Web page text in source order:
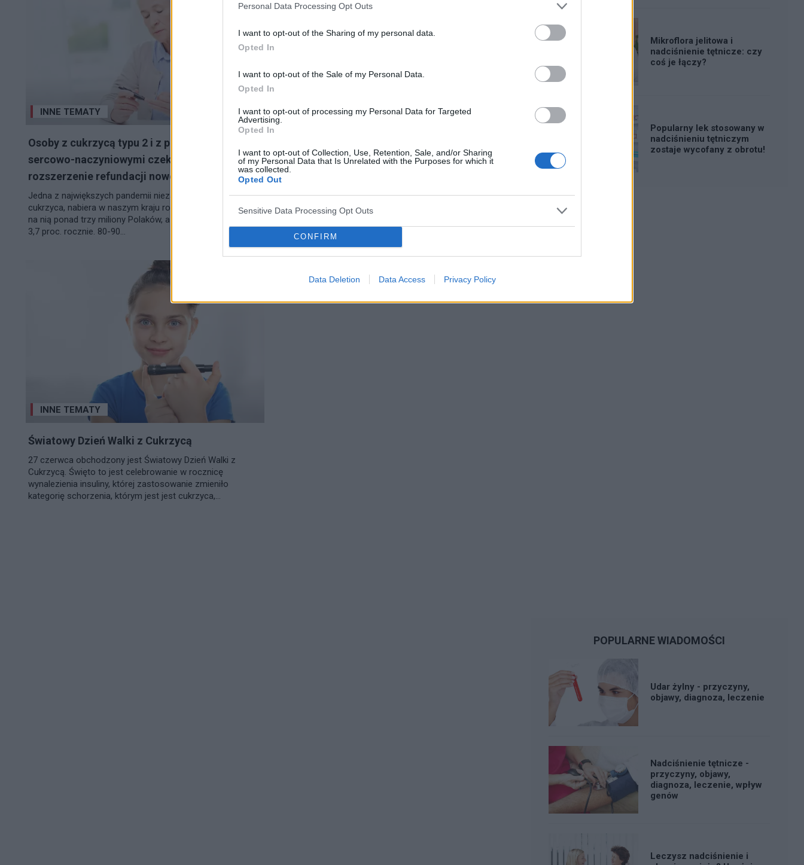
Personal Data Processing Opt Outs
I want to opt-out of the Sharing of my personal data.
Opted In
I want to opt-out of the Sale of my Personal Data.
Opted In
I want to opt-out of processing my Personal Data for Targeted
Advertising.
Opted In
I want to opt-out of Collection, Use, Retention, Sale, and/or Sharing
of my Personal Data that Is Unrelated with the Purposes for which it
was collected.
Opted Out
Sensitive Data Processing Opt Outs
CONFIRM
Data Deletion Data Access Privacy Policy
INNE TEMATY
Osoby z cukrzycą typu 2 i z powikłaniami
sercowo-naczyniowymi czekają na
rozszerzenie refundacji nowoczesnych terapii
Jedna z największych pandemii niezakaźnych ludzkości -
cukrzyca, nabiera w naszym kraju rozpędu. Obecnie chorują
na nią ponad trzy miliony Polaków, a ich liczba wzrasta o
3,7 proc. rocznie. 80-90...
INNE TEMATY
któremu można zapobiegać
którego pojawił się ten...
INNE TEMATY
Światowy Dzień Walki z Cukrzycą
27 czerwca obchodzony jest Światowy Dzień Walki z
Cukrzycą. Święto to jest celebrowanie w rocznicę
wynalezienia insuliny, której zastosowanie zmieniło
kategorię schorzenia, którym jest jest cukrzyca,...
Mikroflora jelitowa i
nadciśnienie tętnicze: czy
coś je łączy?
Popularny lek stosowany w
nadciśnieniu tętniczym
zostaje wycofany z obrotu!
POPULARNE WIADOMOŚCI
Udar żylny - przyczyny,
objawy, diagnoza, leczenie
Nadciśnienie tętnicze -
przyczyny, objawy,
diagnoza, leczenie, wpływ
genów
Leczysz nadciśnienie i